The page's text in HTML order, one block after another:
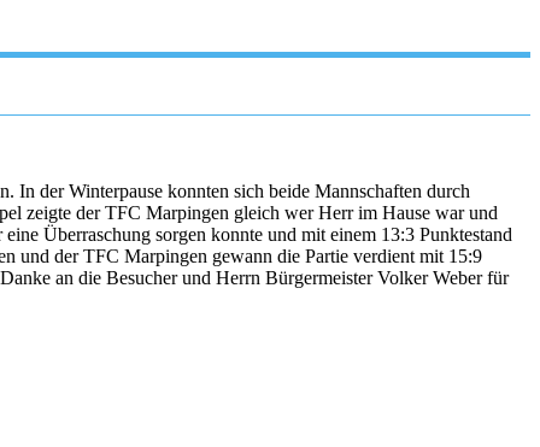
In der Winterpause konnten sich beide Mannschaften durch
zeigte der TFC Marpingen gleich wer Herr im Hause war und
Überraschung sorgen konnte und mit einem 13:3 Punktestand
und der TFC Marpingen gewann die Partie verdient mit 15:9
an die Besucher und Herrn Bürgermeister Volker Weber für